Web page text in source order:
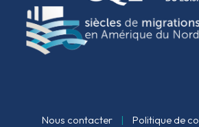
Nous contacter | Politique de